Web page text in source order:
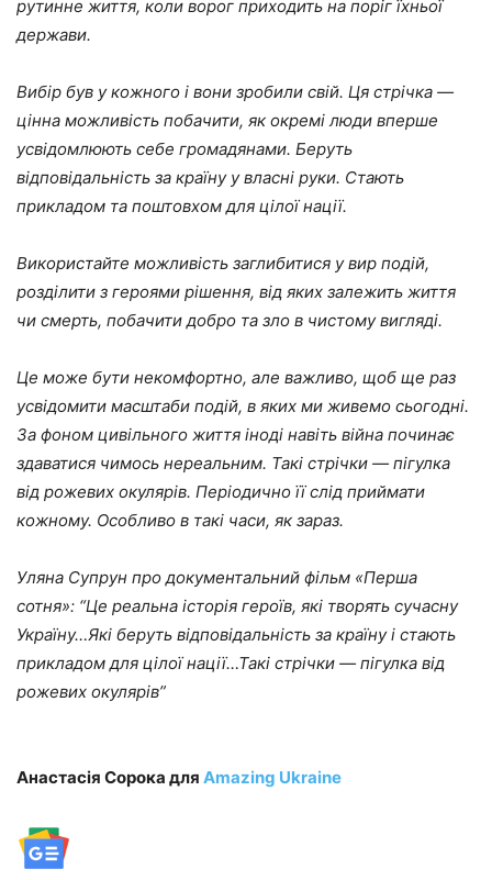
рутинне життя, коли ворог приходить на поріг їхньої
держави.
Вибір був у кожного і вони зробили свій. Ця стрічка —
цінна можливість побачити, як окремі люди вперше
усвідомлюють себе громадянами. Беруть
відповідальність за країну у власні руки. Стають
прикладом та поштовхом для цілої нації.
Використайте можливість заглибитися у вир подій,
розділити з героями рішення, від яких залежить життя
чи смерть, побачити добро та зло в чистому вигляді.
Це може бути некомфортно, але важливо, щоб ще раз
усвідомити масштаби подій, в яких ми живемо сьогодні.
За фоном цивільного життя іноді навіть війна починає
здаватися чимось нереальним. Такі стрічки — пігулка
від рожевих окулярів. Періодично її слід приймати
кожному. Особливо в такі часи, як зараз.
Уляна Супрун про документальний фільм «Перша
сотня»: “Це реальна історія героїв, які творять сучасну
Україну…Які беруть відповідальність за країну і стають
прикладом для цілої нації…Такі стрічки — пігулка від
рожевих окулярів”
Анастасія Сорока для Amazing Ukraine